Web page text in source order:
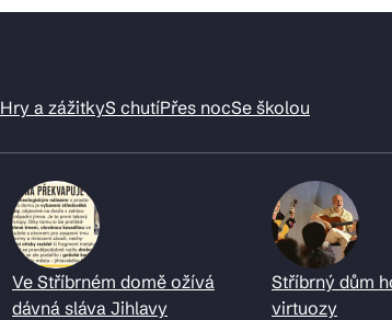
Hry a zážitkyS chutíPřes nocSe školou
Ve Stříbrném domě ožívá
dávná sláva Jihlavy
Stříbrný dům
virtuozy